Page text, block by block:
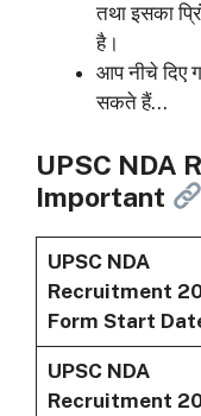
तथा इसका
है।
आप नीचे दिए
सकते हैं…
UPSC NDA
Important
UPSC NDA
Recruitment
Form Start
UPSC NDA
Recruitment